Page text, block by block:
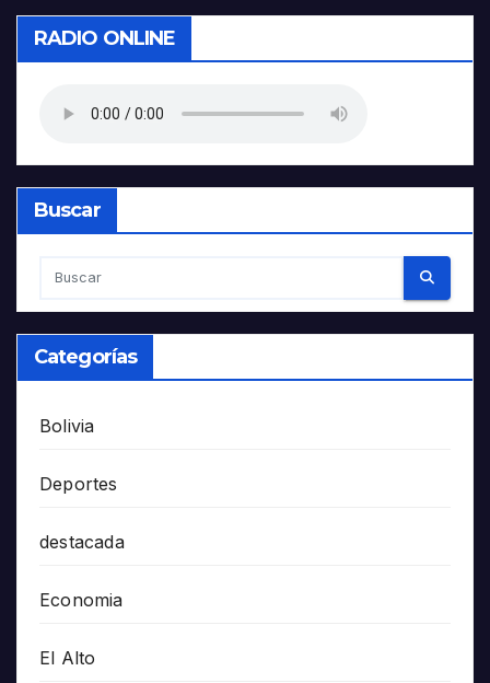
RADIO ONLINE
Buscar
Categorías
Bolivia
Deportes
destacada
Economia
El Alto